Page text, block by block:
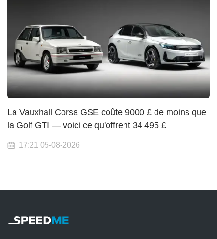
La Vauxhall Corsa GSE coûte 9000 £ de moins que
la Golf GTI — voici ce qu'offrent 34 495 £
17:21 05-08-2026